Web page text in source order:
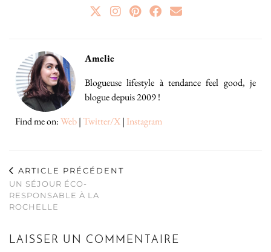
Amelie
Blogueuse lifestyle à tendance feel good, je
blogue depuis 2009 !
Find me on:Web|Twitter/X| Instagram
ARTICLE PRÉCÉDENT
UN SÉJOUR ÉCO-
RESPONSABLE À LA
ROCHELLE
LAISSER UN COMMENTAIRE